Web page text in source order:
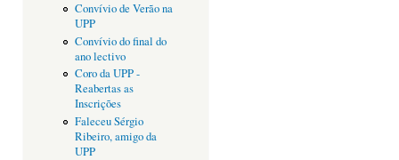
Convívio de Verão na
UPP
Convívio do final do
ano lectivo
Coro da UPP -
Reabertas as
Inscrições
Faleceu Sérgio
Ribeiro, amigo da
UPP